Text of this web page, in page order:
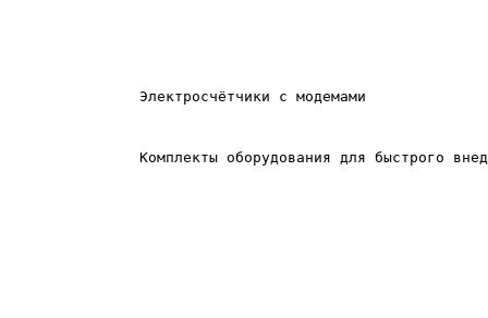
Электросчётчики с модемами
Комплекты оборудования для быстрого